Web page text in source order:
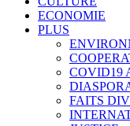
ECONOMIE
PLUS
COVID19
FAITS